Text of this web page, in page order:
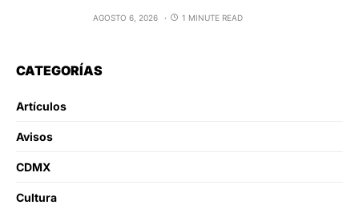
AGOSTO 6, 2026 1 MINUTE READ
CATEGORÍAS
Artículos
Avisos
CDMX
Cultura